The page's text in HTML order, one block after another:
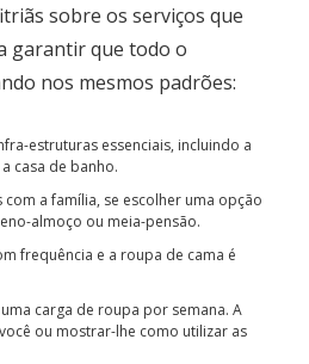
sobre os serviços que
garantir que todo o
nos mesmos padrões:
estruturas essenciais, incluindo a
casa de banho.
a família, se escolher uma opção
almoço ou meia-pensão.
frequência e a roupa de cama é
carga de roupa por semana. A
ou mostrar-lhe como utilizar as